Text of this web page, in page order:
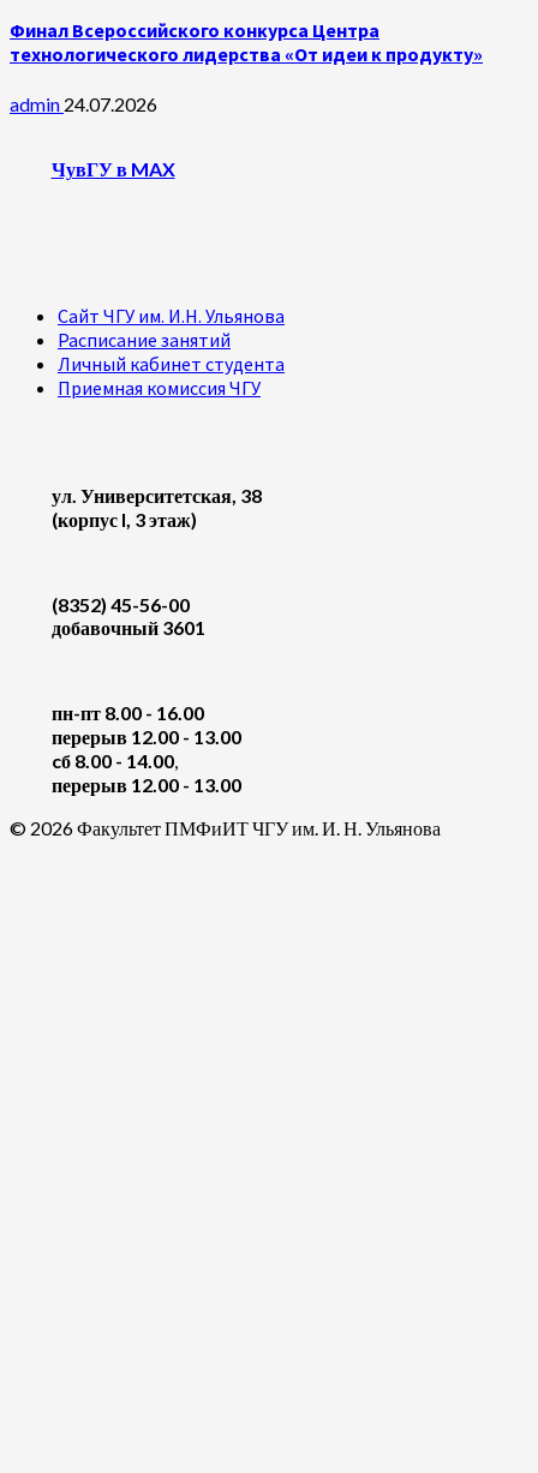
Финал Всероссийского конкурса Центра
технологического лидерства «От идеи к продукту»
admin 24.07.2026
ЧувГУ в MAX
Сайт ЧГУ им. И.Н. Ульянова
Расписание занятий
Личный кабинет студента
Приемная комиссия ЧГУ
ул. Университетская, 38
(корпус I, 3 этаж)
(8352) 45-56-00
добавочный 3601
пн-пт 8.00 - 16.00
перерыв 12.00 - 13.00
cб 8.00 - 14.00,
перерыв 12.00 - 13.00
© 2026 Факультет ПМФиИТ ЧГУ им. И. Н. Ульянова